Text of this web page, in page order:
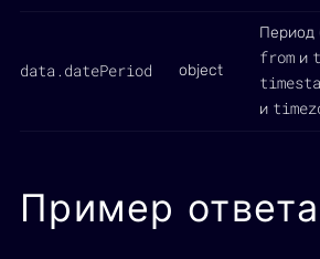
data.datePeriod object
Период
from и
и
Пример ответа